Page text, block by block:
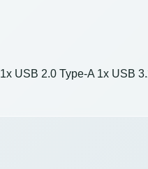
1x USB 2.0 Type-A 1x USB